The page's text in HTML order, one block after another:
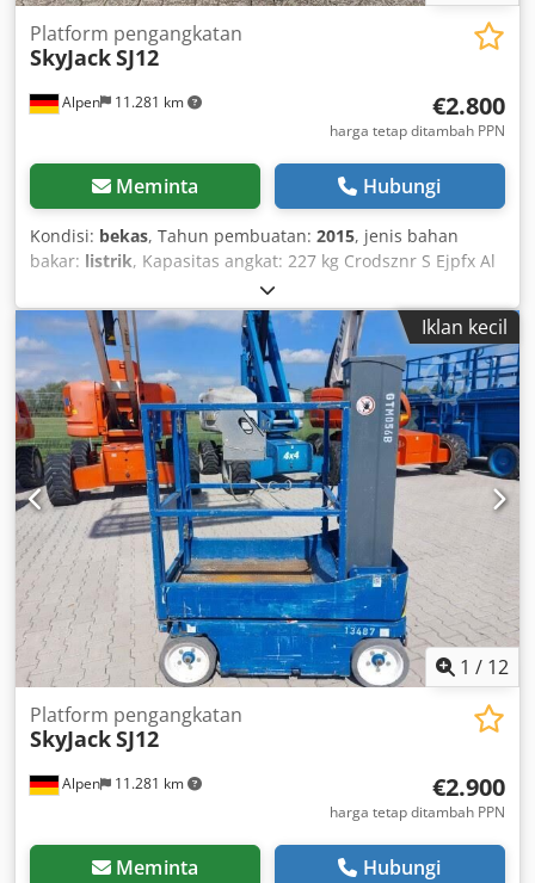
Alpen 11.281 km
Platform pengangkatan
SkyJackSJ12
€2.800
harga tetap ditambah PPN
Meminta Hubungi
Kondisi: bekas, Tahun pembuatan: 2015, jenis bahan
bakar: listrik, Kapasitas angkat: 227 kg Crodsznr S Ejpfx Al
Dsf Silakan hubungi Pusat Perangkat Bekas untuk
informasi lebih lanjut.
Iklan kecil
1 / 12
Alpen 11.281 km
Platform pengangkatan
SkyJackSJ12
€2.900
harga tetap ditambah PPN
Meminta Hubungi